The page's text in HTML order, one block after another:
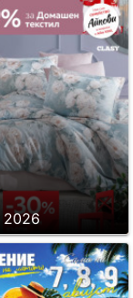
2026